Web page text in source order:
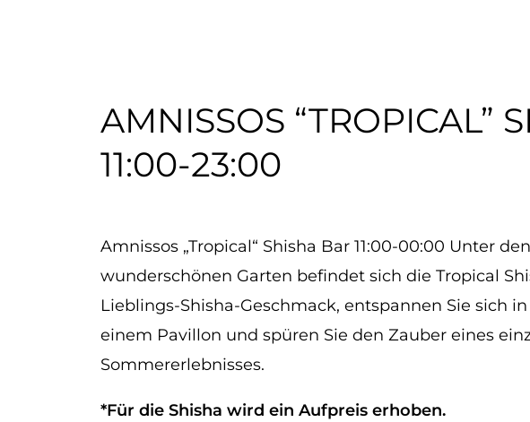
AMNISSOS “TROPICAL”
11:00-23:00
Amnissos „Tropical“ Shisha Bar 11:00-00:00 Unter
wunderschönen Garten befindet sich die Tropical
Lieblings-Shisha-Geschmack, entspannen Sie sich
einem Pavillon und spüren Sie den Zauber eines
Sommererlebnisses.
*Für die Shisha wird ein Aufpreis erhoben.